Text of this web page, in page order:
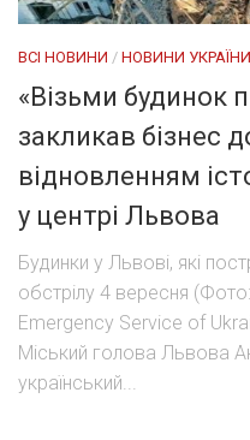
ВСІ НОВИНИ / НОВИНИ УКРАЇНИ
«Візьми будинок
закликав бізнес
відновленням
у центрі Львова
Будинки у Львові, які
обстрілу 4 вересня
Emergency Service of
Міський голова Львова
український...